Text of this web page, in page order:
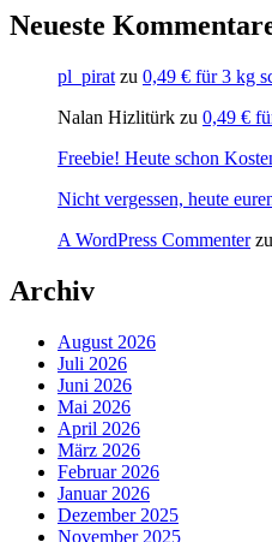
Neueste
pl_pirat zu 0,49 € für 3 kg
Nalan Hizlitürk zu 0,49 €
Freebie! Heute schon
Nicht vergessen, heute
A WordPress Commenterzu
Archiv
August 2026
Juli 2026
Juni 2026
Mai 2026
April 2026
März 2026
Februar 2026
Januar 2026
Dezember 2025
November 2025